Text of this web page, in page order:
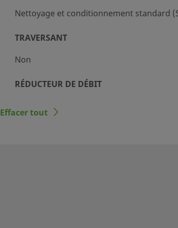
Nettoyage et conditionnement standard
Non
TRAVERSANT
RÉDUCTEUR DE DÉBIT
Effacer tout